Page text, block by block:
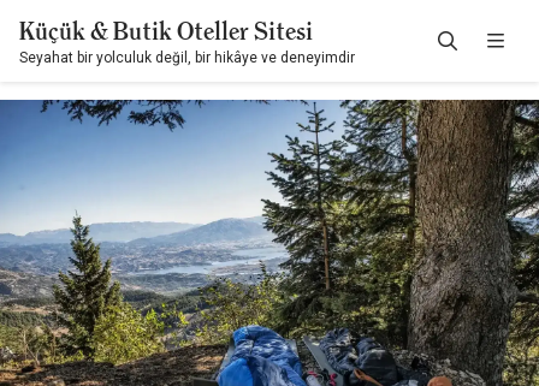
Küçük & Butik Oteller Sitesi
Seyahat bir yolculuk değil, bir hikâye ve deneyimdir